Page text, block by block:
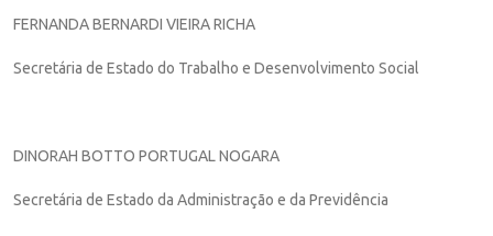
FERNANDA BERNARDI VIEIRA RICHA
Secretária de Estado do Trabalho e Desenvolvimento Social
DINORAH BOTTO PORTUGAL NOGARA
Secretária de Estado da Administração e da Previdência